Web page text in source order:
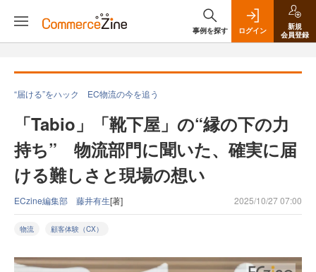
事例を探す ログイン
新規
会員登録
“届ける”をハック EC物流の今を追う
「Tabio」「靴下屋」の“縁の下の力
持ち” 物流部門に聞いた、確実に届
ける難しさと現場の想い
ECzine編集部 藤井有生[著] 2025/10/27 07:00
物流 顧客体験（CX）